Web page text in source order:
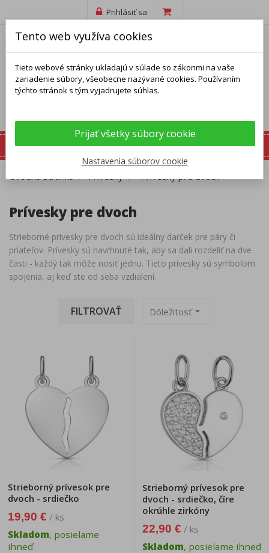
Prihlásiť sa
Úvodná stránka Prívesky Prívesky pre dvoch
Prívesky pre dvoch
Strieborné prívesky pre dvoch sú ideálny darček pre páry či
priateľov. Prívesky sú navrhnuté tak, aby sa dali rozdeliť na dve
časti - každý tak môže nosiť jednu. Tieto prívesky sú symbolom
spojenia, aj keď ste od seba vzdialení.
FILTROVAŤ Dôležitosťarrow_drop_down
Strieborný prívesok pre
dvoch - srdiečko
19,90 € / ks
Skladom, posielame
ihneď
Strieborný prívesok pre
dvoch - srdiečko, číre
okrúhle zirkóny
22,90 € / ks
Skladom, posielame ihneď
Tento web využíva cookies
Tieto webové stránky ukladajú v súlade so zákonmi na vaše
zariadenie súbory, všeobecne nazývané cookies. Používaním
týchto stránok s tým vyjadrujete súhlas.
Prijať všetky súbory cookie
Nastavenia súborov cookie